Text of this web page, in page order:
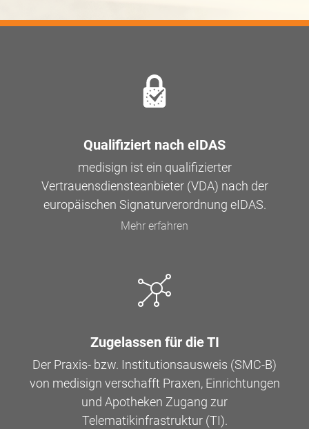
Qualifiziert nach eIDAS
medisign ist ein qualifizierter
Vertrauensdiensteanbieter (VDA) nach der
europäischen Signaturverordnung eIDAS.
Mehr erfahren
Zugelassen für die TI
Der Praxis- bzw. Institutionsausweis (SMC-B)
von medisign verschafft Praxen, Einrichtungen
und Apotheken Zugang zur
Telematikinfrastruktur (TI).